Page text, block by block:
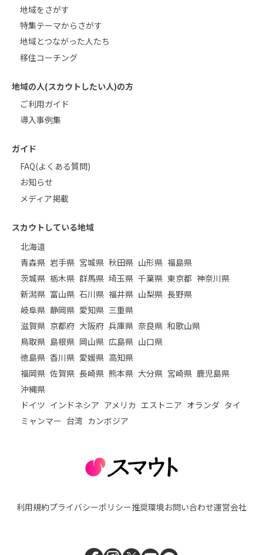
地域をさがす
特集テーマからさがす
地域とつながった人たち
移住コーチング
地域の人(スカウトしたい人)の方
ご利用ガイド
導入事例集
ガイド
FAQ(よくある質問)
お知らせ
メディア掲載
スカウトしている地域
北海道
青森県 岩手県 宮城県 秋田県 山形県 福島県
茨城県 栃木県 群馬県 埼玉県 千葉県 東京都 神奈川県
新潟県 富山県 石川県 福井県 山梨県 長野県
岐阜県 静岡県 愛知県 三重県
滋賀県 京都府 大阪府 兵庫県 奈良県 和歌山県
鳥取県 島根県 岡山県 広島県 山口県
徳島県 香川県 愛媛県 高知県
福岡県 佐賀県 長崎県 熊本県 大分県 宮崎県 鹿児島県
沖縄県
ドイツ インドネシア アメリカ エストニア オランダ タイ
ミャンマー 台湾 カンボジア
利用規約プライバシーポリシー推奨環境お問い合わせ運営会社